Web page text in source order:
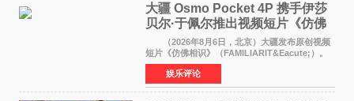
大疆 Osmo Pocket 4P 携手伊莎
贝尔·于佩尔推出视频短片《仿佛
相识》
（2026年8月6日，北京）大疆发布原创视频
短片《仿佛相识》（FAMILIARIT&Eacute;）。
视频短片由戛纳国际电影节最佳女演员伊莎贝尔·
于佩尔（Isabelle Huppert）主演，全程使用大
疆首款双主摄口
娱乐评论